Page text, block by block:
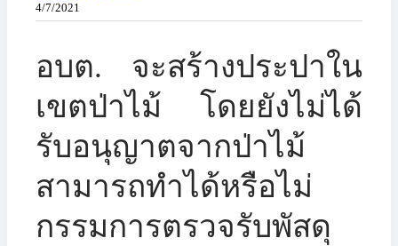
4/7/2021
อบต. จะสร้างประปาใน
เขตป่าไม้ โดยยังไม่ได้
รับอนุญาตจากป่าไม้
สามารถทำได้หรือไม่
กรรมการตรวจรับพัสดุ